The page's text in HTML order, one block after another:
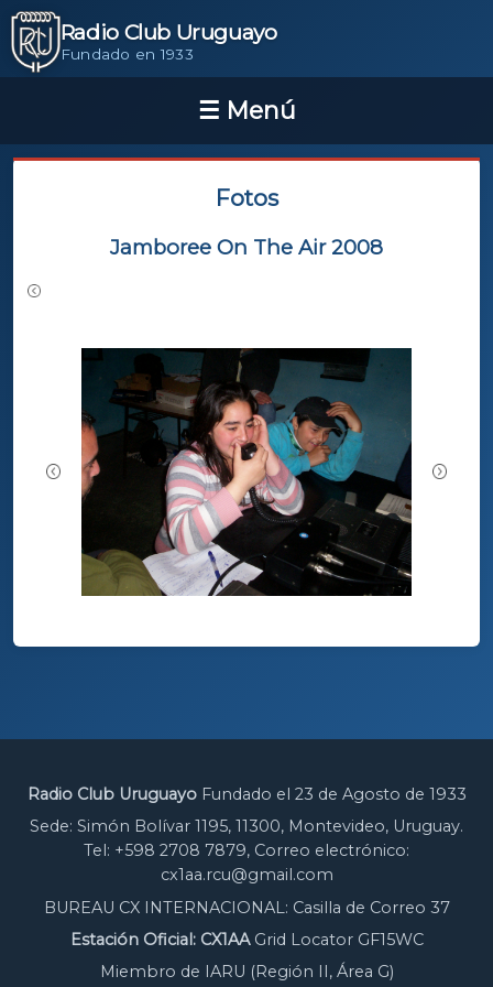
Radio Club Uruguayo
Fundado en 1933
Fotos
Jamboree On The Air 2008
Radio Club UruguayoFundado el 23 de Agosto de 1933
Sede: Simón Bolívar 1195, 11300, Montevideo, Uruguay.
Tel: +598 2708 7879, Correo electrónico:
cx1aa.rcu@gmail.com
BUREAU CX INTERNACIONAL: Casilla de Correo 37
Estación Oficial: CX1AAGrid Locator GF15WC
Miembro de IARU (Región II, Área G)